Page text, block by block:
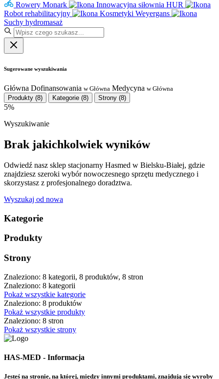
Rowery Monark
Innowacyjna siłownia HUR
Robot rehabilitacyjny
Kosmetyki Weyergans
Suchy hydromasaż
Sugerowane wyszukiwania
Główna Dofinansowania w Główna Medycyna w Główna
Produkty (8) Kategorie (8) Strony (8)
5%
Wyszukiwanie
Brak jakichkolwiek wyników
Odwiedź nasz sklep stacjonarny Hasmed w Bielsku-Białej, gdzie
znajdziesz szeroki wybór nowoczesnego sprzętu medycznego i
skorzystasz z profesjonalnego doradztwa.
Wyszukaj od nowa
Kategorie
Produkty
Strony
Znaleziono: 8 kategorii, 8 produktów, 8 stron
Znaleziono: 8 kategorii
Pokaż wszystkie kategorie
Znaleziono: 8 produktów
Pokaż wszystkie produkty
Znaleziono: 8 stron
Pokaż wszystkie strony
HAS-MED - Informacja
Jesteś na stronie, na której, między innymi produktami, znajdują się wyroby